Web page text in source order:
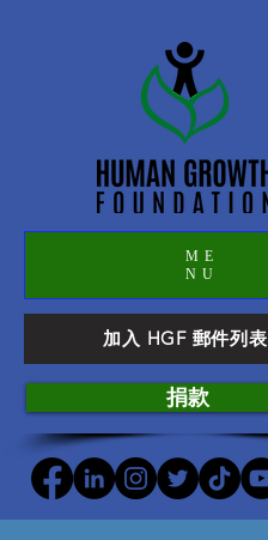
ME
NU
加入 HGF 郵件列表
捐款